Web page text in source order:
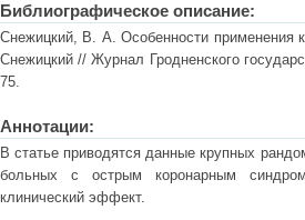
Библиографическое описание:
Снежицкий, В. А. Особенности применения
Снежицкий // Журнал Гродненского
75.
Аннотации:
В статье приводятся данные крупных
больных с острым коронарным
клинический эффект.